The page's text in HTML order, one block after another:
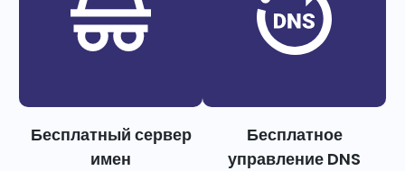
Бесплатный сервер
имен
Бесплатное
управление DNS